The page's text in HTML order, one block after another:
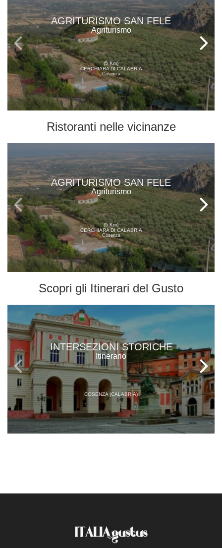
AGRITURISMO SAN FELE
Agriturismo
(5 Km)
CERCHIARA DI CALABRIA
Cosenza
Ristoranti nelle vicinanze
AGRITURISMO SAN FELE
Agriturismo
(5 Km)
CERCHIARA DI CALABRIA
Cosenza
Scopri gli Itinerari del Gusto
INTERSEZIONI STORICHE
Itinerario
COSENZA (CALABRIA)